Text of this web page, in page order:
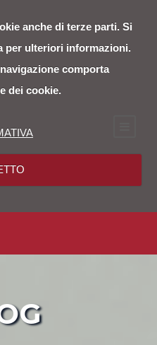
anche di terze parti. Si
per ulteriori informazioni.
comporta
dei cookie.